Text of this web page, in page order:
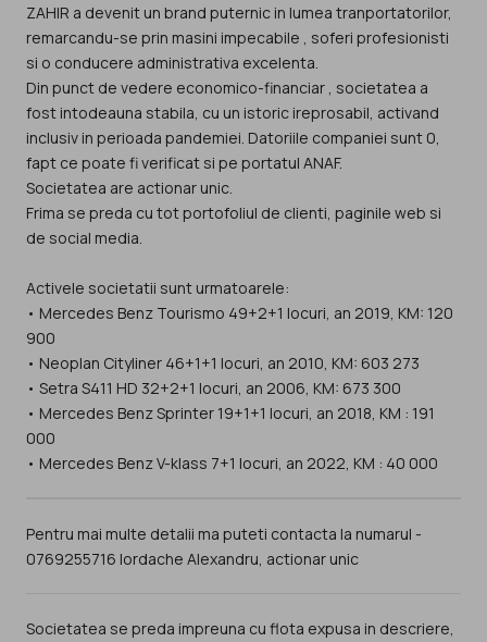
ZAHIR a devenit un brand puternic in lumea tranportatorilor,
remarcandu-se prin masini impecabile , soferi profesionisti
si o conducere administrativa excelenta.
Din punct de vedere economico-financiar , societatea a
fost intodeauna stabila, cu un istoric ireprosabil, activand
inclusiv in perioada pandemiei. Datoriile companiei sunt 0,
fapt ce poate fi verificat si pe portatul ANAF.
Societatea are actionar unic.
Frima se preda cu tot portofoliul de clienti, paginile web si
de social media.
Activele societatii sunt urmatoarele:
• Mercedes Benz Tourismo 49+2+1 locuri, an 2019, KM: 120
900
• Neoplan Cityliner 46+1+1 locuri, an 2010, KM: 603 273
• Setra S411 HD 32+2+1 locuri, an 2006, KM: 673 300
• Mercedes Benz Sprinter 19+1+1 locuri, an 2018, KM : 191
000
Pentru mai multe detalii ma puteti contacta la numarul -
0769255716 Iordache Alexandru, actionar unic
Societatea se preda impreuna cu flota expusa in descriere,